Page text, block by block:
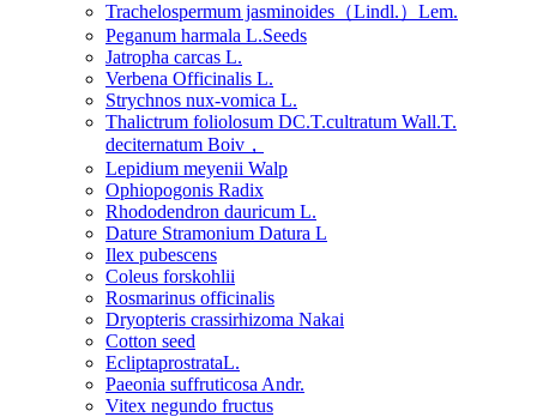
Trachelospermum jasminoides（Lindl.）Lem.
Peganum harmala L.Seeds
Jatropha carcas L.
Verbena Officinalis L.
Strychnos nux-vomica L.
Thalictrum foliolosum DC.T.cultratum Wall.T.
deciternatum Boiv，
Lepidium meyenii Walp
Ophiopogonis Radix
Rhododendron dauricum L.
Dature Stramonium Datura L
Ilex pubescens
Coleus forskohlii
Rosmarinus officinalis
Dryopteris crassirhizoma Nakai
Cotton seed
EcliptaprostrataL.
Paeonia suffruticosa Andr.
Vitex negundo fructus